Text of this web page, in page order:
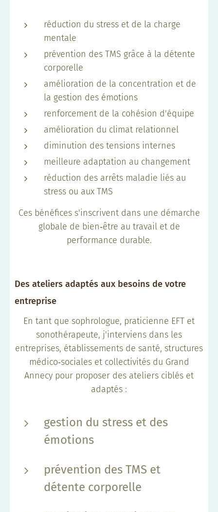
réduction du stress et de la charge
mentale
prévention des TMS grâce à la détente
corporelle
amélioration de la concentration et de
la gestion des émotions
renforcement de la cohésion d'équipe
amélioration du climat relationnel
diminution des tensions internes
meilleure adaptation au changement
réduction des arrêts maladie liés au
stress ou aux TMS
Ces bénéfices s'inscrivent dans une démarche
globale de bien‑être au travail et de
performance durable.
Des ateliers adaptés aux besoins de votre
entreprise
En tant que sophrologue, praticienne EFT et
sonothérapeute, j'interviens dans les
entreprises, établissements de santé, structures
médico‑sociales et collectivités du Grand
Annecy pour proposer des ateliers ciblés et
adaptés :
gestion du stress et des
émotions
prévention des TMS et
détente corporelle